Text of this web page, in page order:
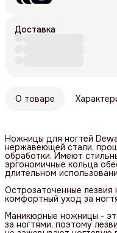
Доставка
О товаре
Ножницы для ногтей
нержавеющей стали,
обработки. Имеют
эргономичные кольца
длительном
Острозаточенные лезвия
комфортный уход за
Маникюрные ножницы -
за ногтями, поэтому